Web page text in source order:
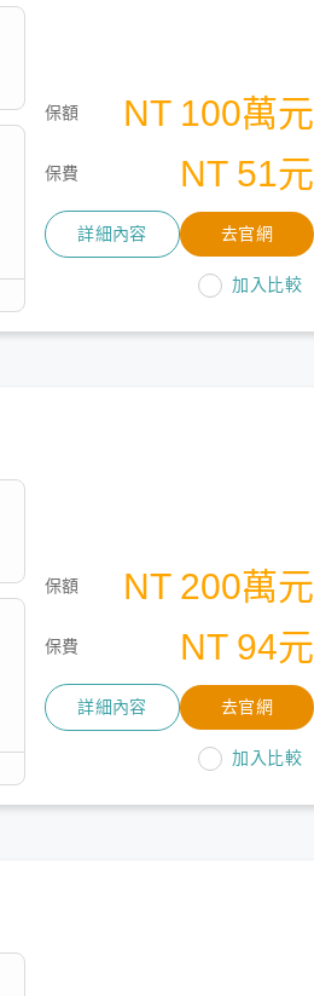
保額 NT 100萬元
保費 NT 51元
詳細內容 去官網
加入比較
保額 NT 200萬元
保費 NT 94元
詳細內容 去官網
加入比較